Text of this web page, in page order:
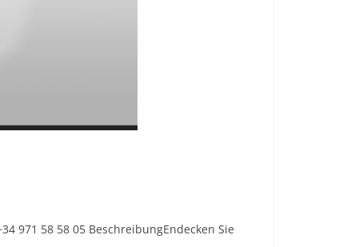
971 58 58 05 BeschreibungEndecken Sie